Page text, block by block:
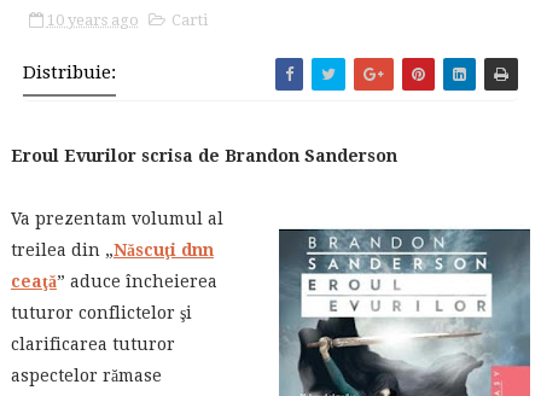
10 years ago Carti
Distribuie:
Eroul Evurilor scrisa de Brandon Sanderson
Va prezentam volumul al
treilea din „Născuţi dnn
ceaţă” aduce încheierea
tuturor conflictelor şi
clarificarea tuturor
aspectelor rămase